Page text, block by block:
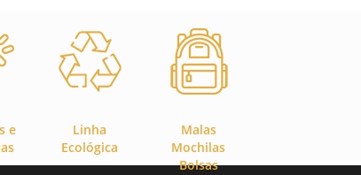
e
Linha
Ecológica
Malas
Mochilas
Bolsas